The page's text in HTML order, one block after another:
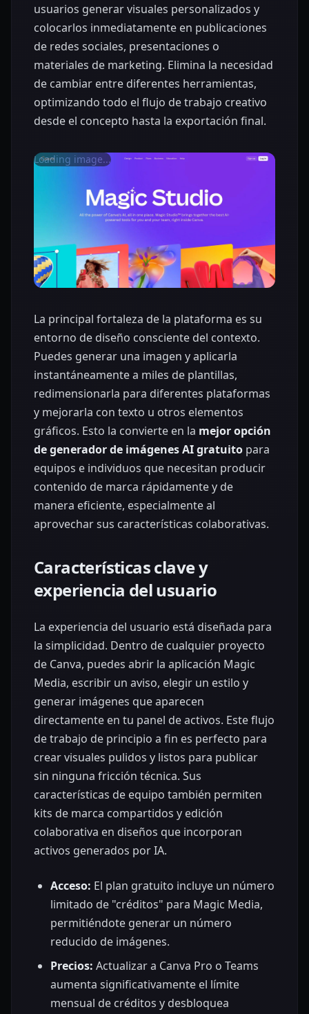
usuarios generar visuales personalizados y
colocarlos inmediatamente en publicaciones
de redes sociales, presentaciones o
materiales de marketing. Elimina la necesidad
de cambiar entre diferentes herramientas,
optimizando todo el flujo de trabajo creativo
desde el concepto hasta la exportación final.
Loading image...
La principal fortaleza de la plataforma es su
entorno de diseño consciente del contexto.
Puedes generar una imagen y aplicarla
instantáneamente a miles de plantillas,
redimensionarla para diferentes plataformas
y mejorarla con texto u otros elementos
gráficos. Esto la convierte en la mejor opción
de generador de imágenes AI gratuito para
equipos e individuos que necesitan producir
contenido de marca rápidamente y de
manera eficiente, especialmente al
aprovechar sus características colaborativas.
Características clave y
experiencia del usuario
La experiencia del usuario está diseñada para
la simplicidad. Dentro de cualquier proyecto
de Canva, puedes abrir la aplicación Magic
Media, escribir un aviso, elegir un estilo y
generar imágenes que aparecen
directamente en tu panel de activos. Este flujo
de trabajo de principio a fin es perfecto para
crear visuales pulidos y listos para publicar
sin ninguna fricción técnica. Sus
características de equipo también permiten
kits de marca compartidos y edición
colaborativa en diseños que incorporan
activos generados por IA.
Acceso: El plan gratuito incluye un número
limitado de "créditos" para Magic Media,
permitiéndote generar un número
reducido de imágenes.
Precios: Actualizar a Canva Pro o Teams
aumenta significativamente el límite
mensual de créditos y desbloquea